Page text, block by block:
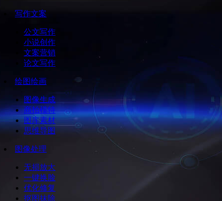
写作文案
公文写作
小说创作
文案营销
论文写作
绘图绘画
图像生成
商拍模特
图库素材
思维导图
图像处理
无损放大
一键换脸
优化修复
抠图抹除